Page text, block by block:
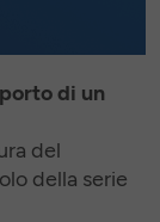
di un
del
della serie